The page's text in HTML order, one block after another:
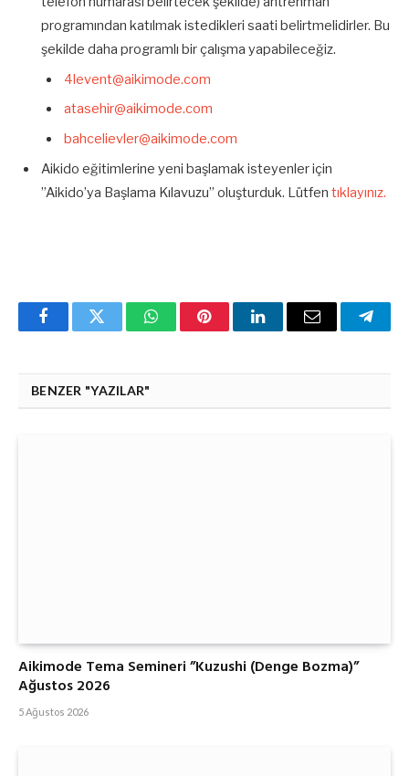
programından katılmak istedikleri saati belirtmelidirler. Bu
şekilde daha programlı bir çalışma yapabileceğiz.
4levent@aikimode.com
atasehir@aikimode.com
bahcelievler@aikimode.com
Aikido eğitimlerine yeni başlamak isteyenler için
”Aikido’ya Başlama Kılavuzu” oluşturduk. Lütfen tıklayınız.
FacebookTwitter WhatsAppPinterestLinkedin'de
Email
BENZER "YAZILAR"
Aikimode Tema Semineri ”Kuzushi (Denge Bozma)”
Ağustos 2026
5 Ağustos 2026